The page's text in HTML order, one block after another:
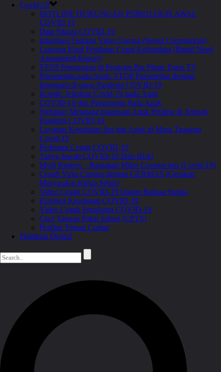
Covid-19
HOTLINE DUKUNGAN PSIKOLOGIS AWAL
COVID 19
Data Situasi COVID-19
Informasi Tentang Virus Corona (Novel Coronavirus)
Laporan Hasil Penilaian Cepat Kebutuhan (Rapid Need
Assassment Report)
STOP Pneumonia di Program Ibu Pintar Trans TV
Pneumonia pada Anak: STOP Pneumonia dengan
Imunisasi di masa Pandemi COVID-19
Komik: Jelaskan Covid-19 pada Anak
COVID-19 dan Pneumonia Pada Anak
Webinar: Mengapa Imunisasi Anak Penting di Tengah
Pandemi COVID-19
Layanan Kesehatan Ibu dan Anak di Masa Tanggap
Covid-19
Pedoman Cegah COVID-19
Tanya-Jawab COVID-19 Dari IDAI
Myth Busters – Bantahan Mitos Coronavirus (Covid-19)
Cegah Virus Corona dengan GERMAS (Gerakan
Masyarakat Hidup Sehat)
Video Cegah COVID-19 Dalam Bahasa Sunda
Protokol Kesehatan COVID-19
Video Cegah Penularan COVID-19
Cuci Tangan Pakai Sabun (CPTS)
Hotline Teman Curhat
Publikasi Digital